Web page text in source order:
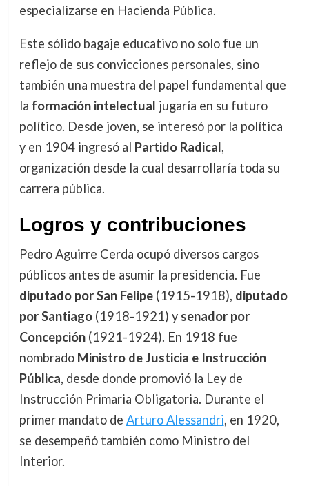
especializarse en Hacienda Pública.
Este sólido bagaje educativo no solo fue un
reflejo de sus convicciones personales, sino
también una muestra del papel fundamental que
la formación intelectual jugaría en su futuro
político. Desde joven, se interesó por la política
y en 1904 ingresó al Partido Radical,
organización desde la cual desarrollaría toda su
carrera pública.
Logros y contribuciones
Pedro Aguirre Cerda ocupó diversos cargos
públicos antes de asumir la presidencia. Fue
diputado por San Felipe(1915-1918), diputado
por Santiago(1918-1921) y senador por
Concepción(1921-1924). En 1918 fue
nombrado Ministro de Justicia e Instrucción
Pública, desde donde promovió la Ley de
Instrucción Primaria Obligatoria. Durante el
primer mandato de Arturo Alessandri, en 1920,
se desempeñó también como Ministro del
Interior.